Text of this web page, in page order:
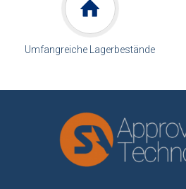
Umfangreiche Lagerbestände